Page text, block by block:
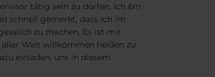
tätig sein zu dürfen. Ich bin
schnell gemerkt, dass ich im
zu machen. Es ist mir
Welt willkommen heißen zu
einladen, uns in diesem